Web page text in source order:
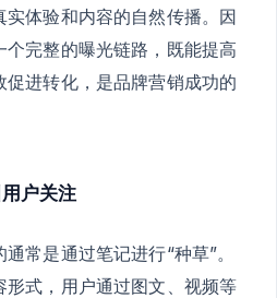
体验和内容的自然传播。因
完整的曝光链路，既能提高
进转化，是品牌营销成功的
户关注
常是通过笔记进行“种草”。
式，用户通过图文、视频等